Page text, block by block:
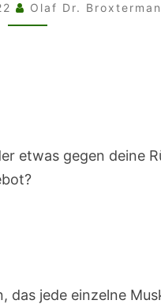
Olaf Dr.
etwas gegen deine
das jede einzelne